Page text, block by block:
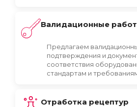
Валидационные
Предлагаем
подтверждения и
соответствия
стандартам и
Отработка рецептур